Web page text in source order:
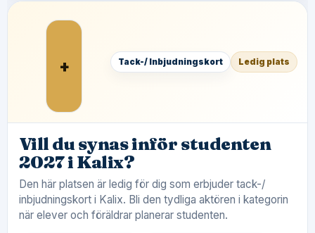
+ Tack-/ Inbjudningskort Ledig plats
Vill du synas inför studenten
2027 i Kalix?
Den här platsen är ledig för dig som erbjuder tack-/
inbjudningskort i Kalix. Bli den tydliga aktören i kategorin
när elever och föräldrar planerar studenten.